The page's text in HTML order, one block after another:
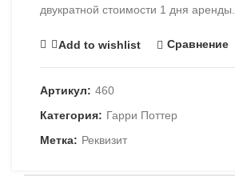
двукратной стоимости 1 дня аренды.
Add to wishlist Сравнение
Артикул: 460
Категория: Гарри Поттер
Метка: Реквизит